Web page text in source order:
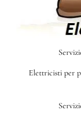
Elettricisti per